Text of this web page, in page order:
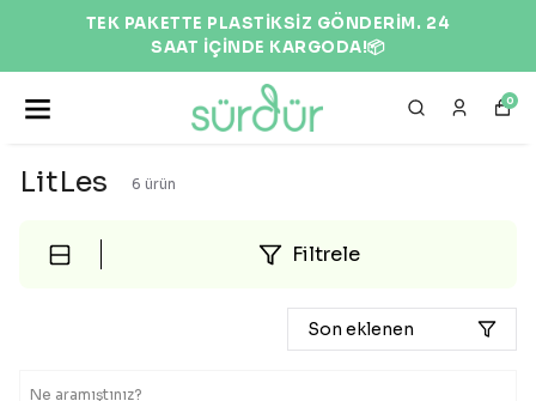
TEK PAKETTE PLASTİKSİZ GÖNDERİM. 24
SAAT İÇİNDE KARGODA!📦
0
LitLes 6 ürün
Filtrele
Son eklenen